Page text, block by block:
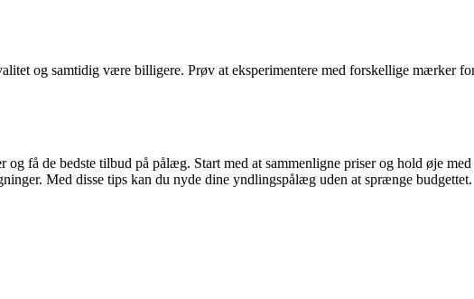
og samtidig være billigere. Prøv at eksperimentere med forskellige mærker
få de bedste tilbud på pålæg. Start med at sammenligne priser og hold øje
Med disse tips kan du nyde dine yndlingspålæg uden at sprænge budgettet.